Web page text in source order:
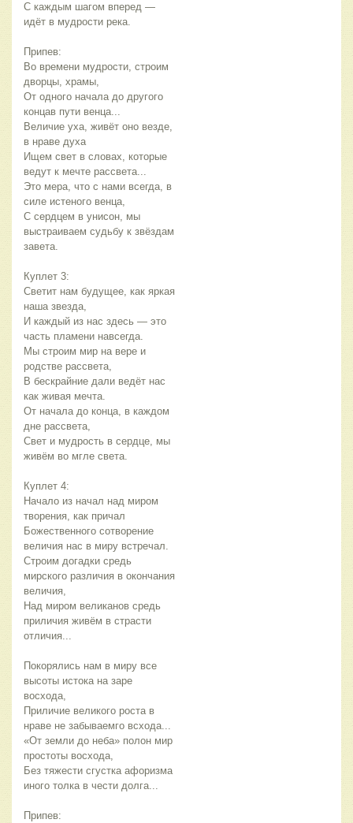
С каждым шагом вперед —
идёт в мудрости река.
Припев:
Во времени мудрости, строим
дворцы, храмы,
От одного начала до другого
концав пути венца...
Величие уха, живёт оно везде,
в нраве духа
Ищем свет в словах, которые
ведут к мечте рассвета...
Это мера, что с нами всегда, в
силе истеного венца,
С сердцем в унисон, мы
выстраиваем судьбу к звёздам
завета.
Куплет 3:
Светит нам будущее, как яркая
наша звезда,
И каждый из нас здесь — это
часть пламени навсегда.
Мы строим мир на вере и
родстве рассвета,
В бескрайние дали ведёт нас
как живая мечта.
От начала до конца, в каждом
дне рассвета,
Свет и мудрость в сердце, мы
живём во мгле света.
Куплет 4:
Начало из начал над миром
творения, как причал
Божественного сотворение
величия нас в миру встречал.
Строим догадки средь
мирского различия в окончания
величия,
Над миром великанов средь
приличия живём в страсти
отличия...
Покорялись нам в миру все
высоты истока на заре
восхода,
Приличие великого роста в
нраве не забываемго всхода...
«От земли до неба» полон мир
простоты восхода,
Без тяжести сгустка афоризма
иного толка в чести долга...
Припев: